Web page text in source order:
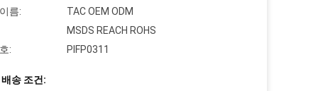
름:
TAC OEM ODM
MSDS REACH ROHS
:
PIFP0311
송 조건: